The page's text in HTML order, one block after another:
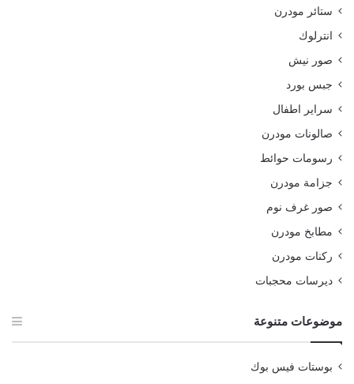
ستائر مودرن
انترلوك
صور نيش
جبس بورد
سراير اطفال
صالونات مودرن
رسومات حوائط
جزامة مودرن
صور غرف نوم
مطابخ مودرن
ركنات مودرن
ديرسات محجبات
موضوعات متنوعة
بوستات فيس بوك